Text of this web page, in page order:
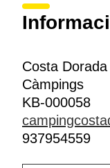
Costa Dorada
Càmpings
KB-000058
937954559